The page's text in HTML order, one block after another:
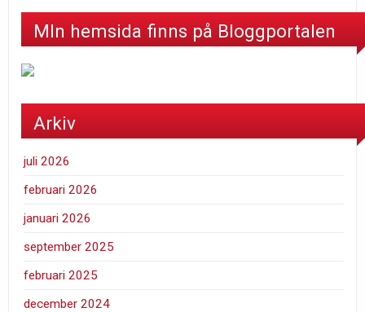
MIn hemsida finns på Bloggportalen
Arkiv
juli 2026
februari 2026
januari 2026
september 2025
februari 2025
december 2024